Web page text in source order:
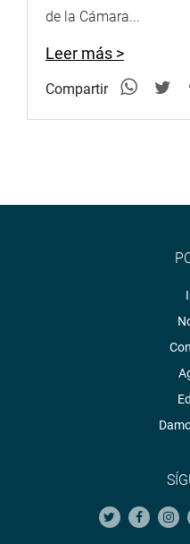
de la Cámara...
Leer más >
Compartir